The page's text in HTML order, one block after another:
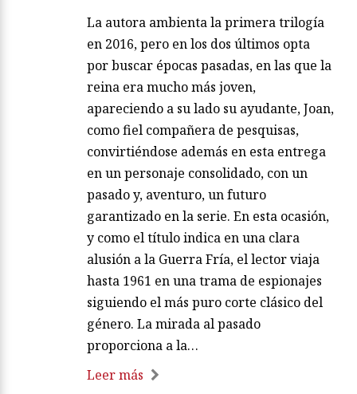
La autora ambienta la primera trilogía
en 2016, pero en los dos últimos opta
por buscar épocas pasadas, en las que la
reina era mucho más joven,
apareciendo a su lado su ayudante, Joan,
como fiel compañera de pesquisas,
convirtiéndose además en esta entrega
en un personaje consolidado, con un
pasado y, aventuro, un futuro
garantizado en la serie. En esta ocasión,
y como el título indica en una clara
alusión a la Guerra Fría, el lector viaja
hasta 1961 en una trama de espionajes
siguiendo el más puro corte clásico del
género. La mirada al pasado
proporciona a la…
Leer más